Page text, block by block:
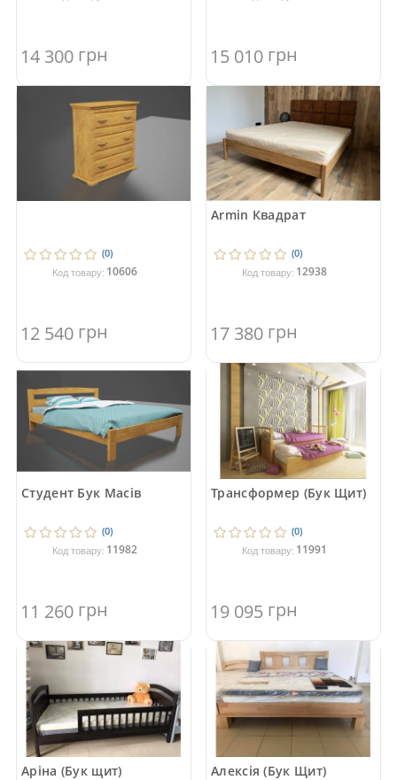
14 300 грн 15 010 грн
(0)
Код товару: 10606
12 540 грн
Armin Квадрат
(0)
Код товару: 12938
17 380 грн
Студент Бук Масів
(0)
Код товару: 11982
11 260 грн
Трансформер (Бук Щит)
(0)
Код товару: 11991
19 095 грн
Аріна (Бук щит) Алексія (Бук Щит)